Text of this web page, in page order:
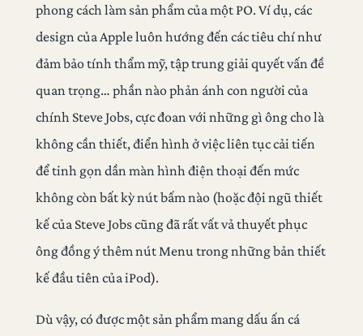
phong cách làm sản phẩm của một PO. Ví dụ, các
design của Apple luôn hướng đến các tiêu chí như
đảm bảo tính thẩm mỹ, tập trung giải quyết vấn đề
quan trọng… phần nào phản ánh con người của
chính Steve Jobs, cực đoan với những gì ông cho là
không cần thiết, điển hình ở việc liên tục cải tiến
để tinh gọn dần màn hình điện thoại đến mức
không còn bất kỳ nút bấm nào (hoặc đội ngũ thiết
kế của Steve Jobs cũng đã rất vất vả thuyết phục
ông đồng ý thêm nút Menu trong những bản thiết
kế đầu tiên của iPod).
Dù vậy, có được một sản phẩm mang dấu ấn cá